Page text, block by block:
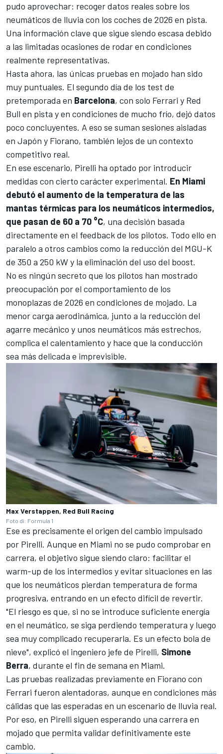
pudo aprovechar: recoger datos reales sobre los
neumáticos de lluvia con los coches de 2026 en pista.
Una información clave que sigue siendo escasa debido
a las limitadas ocasiones de rodar en condiciones
realmente representativas.
Hasta ahora, las únicas pruebas en mojado han sido
muy puntuales. El segundo día de los test de
pretemporada en Barcelona, con solo Ferrari y Red
Bull en pista y en condiciones de mucho frío, dejó datos
poco concluyentes. A eso se suman sesiones aisladas
en Japón y Fiorano, también lejos de un contexto
competitivo real.
En ese escenario, Pirelli ha optado por introducir
medidas con cierto carácter experimental. En Miami
debutó el aumento de la temperatura de las
mantas térmicas para los neumáticos intermedios,
que pasan de 60 a 70 °C, una decisión basada
directamente en el feedback de los pilotos. Todo ello en
paralelo a otros cambios como la reducción del MGU-K
de 350 a 250 kW y la eliminación del uso del boost.
No es ningún secreto que los pilotos han mostrado
preocupación por el comportamiento de los
monoplazas de 2026 en condiciones de mojado. La
menor carga aerodinámica, junto a la reducción del
agarre mecánico y unos neumáticos más estrechos,
complica el calentamiento y hace que la conducción
sea más delicada e imprevisible.
Max Verstappen, Red Bull Racing
Foto di: Formula 1
Ese es precisamente el origen del cambio impulsado
por Pirelli. Aunque en Miami no se pudo comprobar en
carrera, el objetivo sigue siendo claro: facilitar el
warm-up de los intermedios y evitar situaciones en las
que los neumáticos pierdan temperatura de forma
progresiva, entrando en un efecto difícil de revertir.
"El riesgo es que, si no se introduce suficiente energía
en el neumático, se siga perdiendo temperatura y luego
sea muy complicado recuperarla. Es un efecto bola de
nieve", explicó el ingeniero jefe de Pirelli, Simone
Berra, durante el fin de semana en Miami.
Las pruebas realizadas previamente en Fiorano con
Ferrari fueron alentadoras, aunque en condiciones más
cálidas que las esperadas en un escenario de lluvia real.
Por eso, en Pirelli siguen esperando una carrera en
mojado que permita validar definitivamente este
cambio.